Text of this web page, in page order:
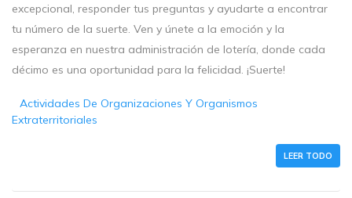
excepcional, responder tus preguntas y ayudarte a encontrar
tu número de la suerte. Ven y únete a la emoción y la
esperanza en nuestra administración de lotería, donde cada
décimo es una oportunidad para la felicidad. ¡Suerte!
Actividades De Organizaciones Y Organismos
Extraterritoriales
LEER TODO